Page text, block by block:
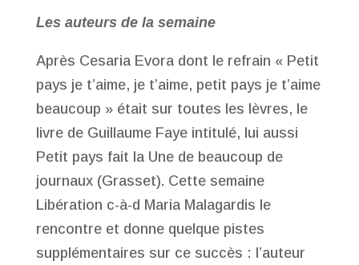
Les auteurs de la semaine
Après Cesaria Evora dont le refrain « Petit
pays je t’aime, je t’aime, petit pays je t’aime
beaucoup » était sur toutes les lèvres, le
livre de Guillaume Faye intitulé, lui aussi
Petit pays fait la Une de beaucoup de
journaux (Grasset). Cette semaine
Libération c-à-d Maria Malagardis le
rencontre et donne quelque pistes
supplémentaires sur ce succès : l’auteur